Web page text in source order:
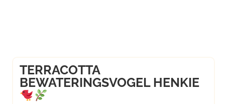
TERRACOTTA
BEWATERINGSVOGEL HENKIE